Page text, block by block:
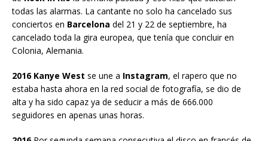
todas las alarmas. La cantante no solo ha cancelado sus
conciertos en Barcelona del 21 y 22 de septiembre, ha
cancelado toda la gira europea, que tenía que concluir en
Colonia, Alemania.
2016 Kanye West se une a Instagram, el rapero que no
estaba hasta ahora en la red social de fotografía, se dio de
alta y ha sido capaz ya de seducir a más de 666.000
seguidores en apenas unas horas.